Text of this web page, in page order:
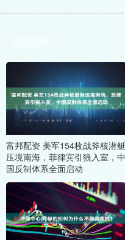
富邦配资 美军154枚战斧核潜艇
压境南海，菲律宾引狼入室，中
国反制体系全面启动